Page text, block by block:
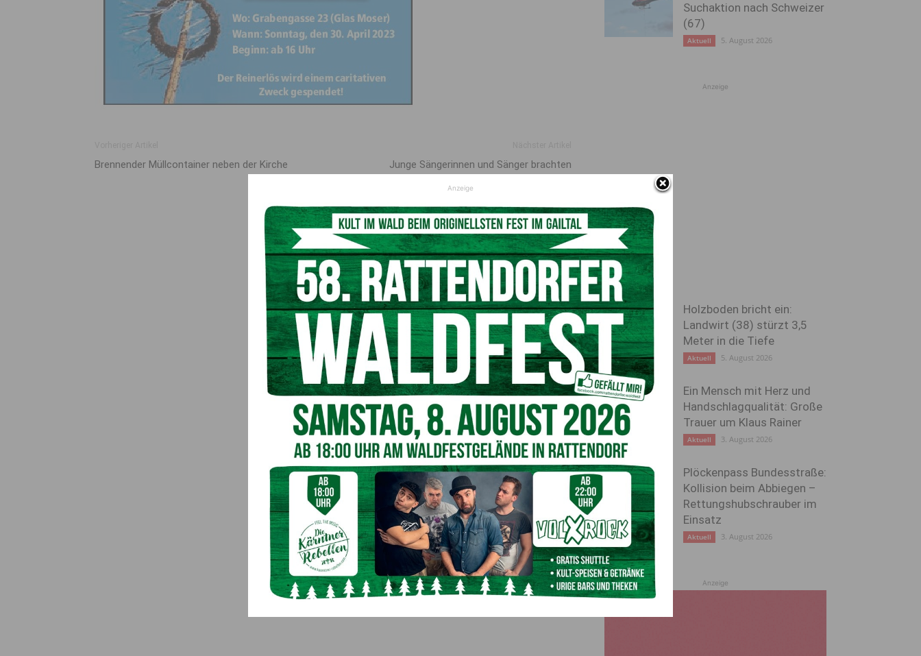
Brennender Müllcontainer neben der Kirche
Junge Sängerinnen und Sänger brachten
Suchaktion nach Schweizer
(67)
Aktuell 5. August 2026
Anzeige
Holzboden bricht ein:
Landwirt (38) stürzt 3,5
Meter in die Tiefe
Aktuell 5. August 2026
Ein Mensch mit Herz und
Handschlagqualität: Große
Trauer um Klaus Rainer
Aktuell 3. August 2026
Plöckenpass Bundesstraße:
Kollision beim Abbiegen –
Rettungshubschrauber im
Einsatz
Aktuell 3. August 2026
Anzeige
Anzeige